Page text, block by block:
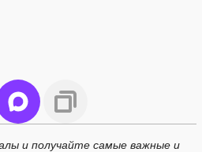
и получайте самые важные и